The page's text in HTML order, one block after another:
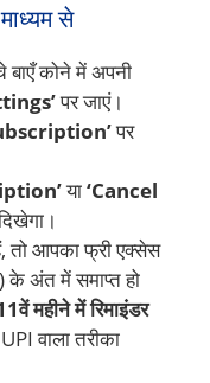
से
कोने में अपनी
पर जाएं।
पर
या‘Cancel
आपका फ्री एक्सेस
के अंत में समाप्त हो
महीने में रिमाइंडर
वाला तरीका